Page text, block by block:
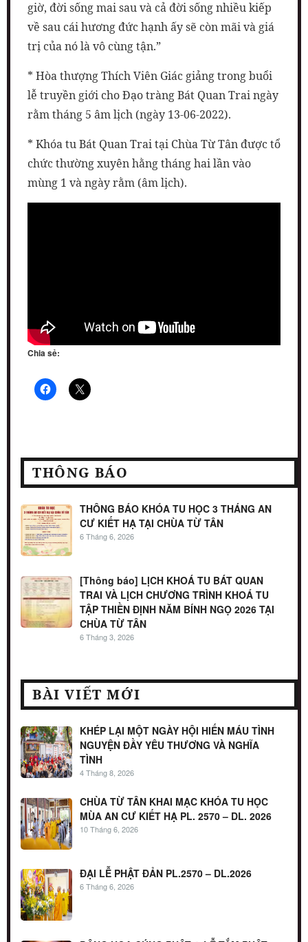
giờ, đời sống mai sau và cả đời sống nhiều kiếp
về sau cái hương đức hạnh ấy sẽ còn mãi và giá
trị của nó là vô cùng tận.”
* Hòa thượng Thích Viên Giác giảng trong buổi
lễ truyền giới cho Đạo tràng Bát Quan Trai ngày
rằm tháng 5 âm lịch (ngày 13-06-2022).
* Khóa tu Bát Quan Trai tại Chùa Từ Tân được tổ
chức thường xuyên hằng tháng hai lần vào
mùng 1 và ngày rằm (âm lịch).
Chia sẻ:
THÔNG BÁO
THÔNG BÁO KHÓA TU HỌC 3 THÁNG AN
CƯ KIẾT HẠ TẠI CHÙA TỪ TÂN
6 Tháng 6, 2026
[Thông báo] LỊCH KHOÁ TU BÁT QUAN
TRAI VÀ LỊCH CHƯƠNG TRÌNH KHOÁ TU
TẬP THIỀN ĐỊNH NĂM BÍNH NGỌ 2026 TẠI
CHÙA TỪ TÂN
6 Tháng 3, 2026
BÀI VIẾT MỚI
KHÉP LẠI MỘT NGÀY HỘI HIẾN MÁU TÌNH
NGUYỆN ĐẦY YÊU THƯƠNG VÀ NGHĨA
TÌNH
4 Tháng 8, 2026
CHÙA TỪ TÂN KHAI MẠC KHÓA TU HỌC
MÙA AN CƯ KIẾT HẠ PL. 2570 – DL. 2026
10 Tháng 6, 2026
ĐẠI LỄ PHẬT ĐẢN PL.2570 – DL.2026
6 Tháng 6, 2026